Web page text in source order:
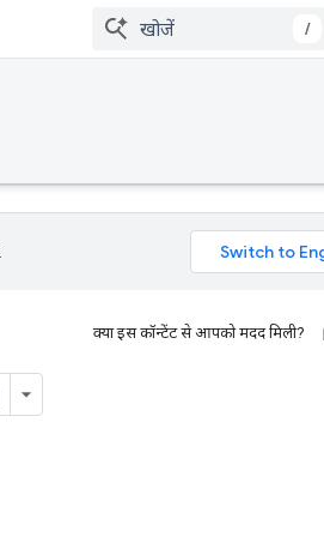
/
क्या इस कॉन्टेंट से आपको मदद मिली?